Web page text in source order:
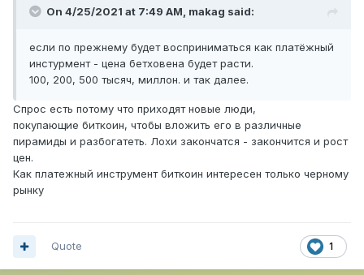
On 4/25/2021 at 7:49 AM, makag said:
если по прежнему будет восприниматься как платёжный
инстурмент - цена бетховена будет расти.
100, 200, 500 тысяч, миллон. и так далее.
Спрос есть потому что приходят новые люди,
покупающие биткоин, чтобы вложить его в различные
пирамиды и разбогатеть. Лохи закончатся - закончится и рост
цен.
Как платежный инструмент биткоин интересен только черному
рынку
1
Quote